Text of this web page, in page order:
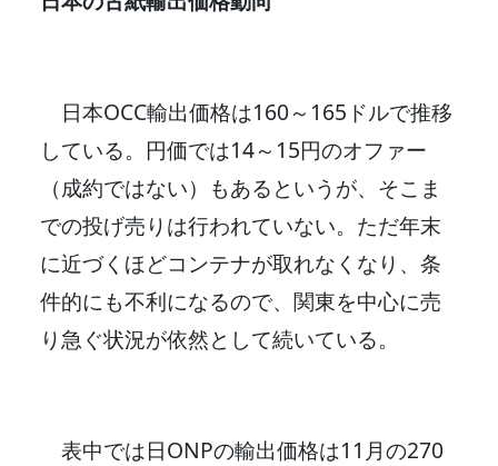
日本OCC輸出価格は160～165ドルで推移
している。円価では14～15円のオファー
（成約ではない）もあるというが、そこま
での投げ売りは行われていない。ただ年末
に近づくほどコンテナが取れなくなり、条
件的にも不利になるので、関東を中心に売
り急ぐ状況が依然として続いている。
表中では日ONPの輸出価格は11月の270